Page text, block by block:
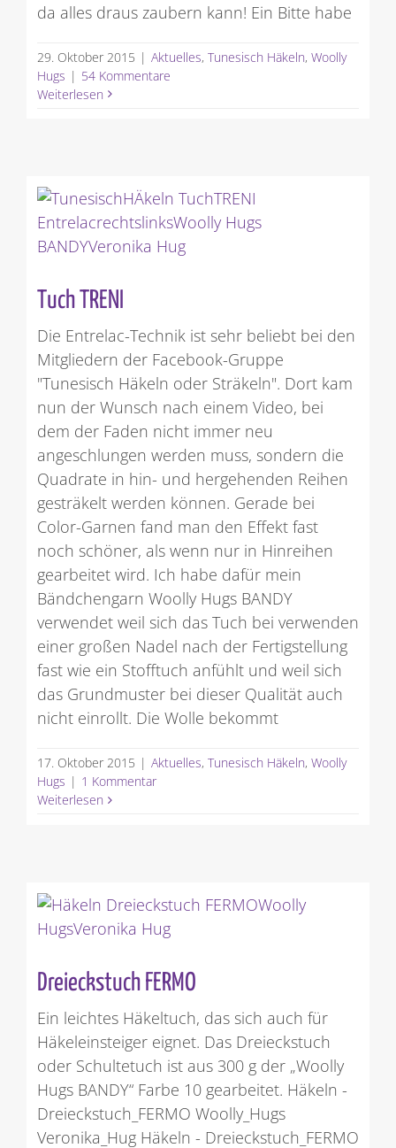
da alles draus zaubern kann! Ein Bitte habe
29. Oktober 2015 | Aktuelles, Tunesisch Häkeln, Woolly
Hugs | 54 Kommentare
Weiterlesen
Tuch TRENI
Die Entrelac-Technik ist sehr beliebt bei den
Mitgliedern der Facebook-Gruppe
"Tunesisch Häkeln oder Sträkeln". Dort kam
nun der Wunsch nach einem Video, bei
dem der Faden nicht immer neu
angeschlungen werden muss, sondern die
Quadrate in hin- und hergehenden Reihen
gesträkelt werden können. Gerade bei
Color-Garnen fand man den Effekt fast
noch schöner, als wenn nur in Hinreihen
gearbeitet wird. Ich habe dafür mein
Bändchengarn Woolly Hugs BANDY
verwendet weil sich das Tuch bei verwenden
einer großen Nadel nach der Fertigstellung
fast wie ein Stofftuch anfühlt und weil sich
das Grundmuster bei dieser Qualität auch
nicht einrollt. Die Wolle bekommt
17. Oktober 2015 | Aktuelles, Tunesisch Häkeln, Woolly
Hugs | 1 Kommentar
Weiterlesen
Dreieckstuch FERMO
Ein leichtes Häkeltuch, das sich auch für
Häkeleinsteiger eignet. Das Dreieckstuch
oder Schultetuch ist aus 300 g der „Woolly
Hugs BANDY“ Farbe 10 gearbeitet. Häkeln -
Dreieckstuch_FERMO Woolly_Hugs
Veronika_Hug Häkeln - Dreieckstuch_FERMO